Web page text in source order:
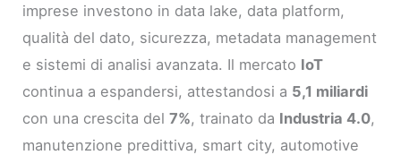
imprese investono in data lake, data platform,
qualità del dato, sicurezza, metadata management
e sistemi di analisi avanzata. Il mercato IoT
continua a espandersi, attestandosi a 5,1 miliardi
con una crescita del7%, trainato da Industria 4.0,
manutenzione predittiva, smart city, automotive